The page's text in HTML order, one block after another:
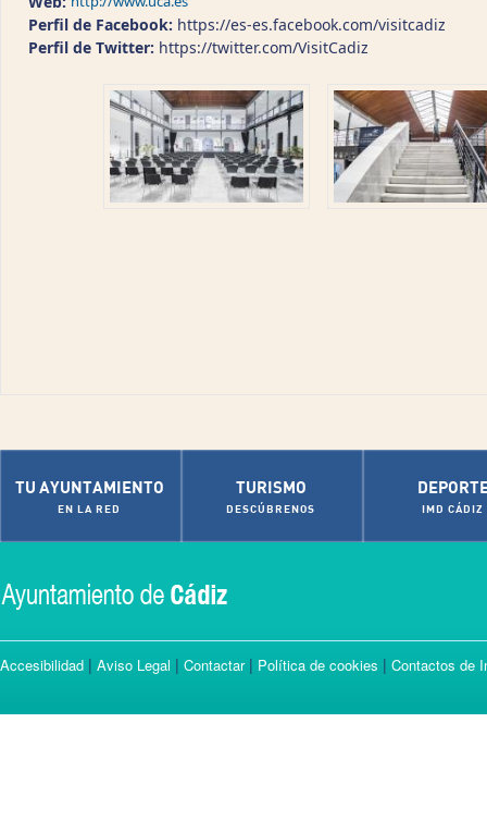
Perfil de Facebook: https://es-es.facebook.com/visitcadiz
Perfil de Twitter: https://twitter.com/VisitCadiz
TU AYUNTAMIENTO
EN LA RED
TURISMO
DESCÚBRENOS IMD CÁDIZ
Accesibilidad | Aviso Legal | Contactar| Política de cookies | Contactos de